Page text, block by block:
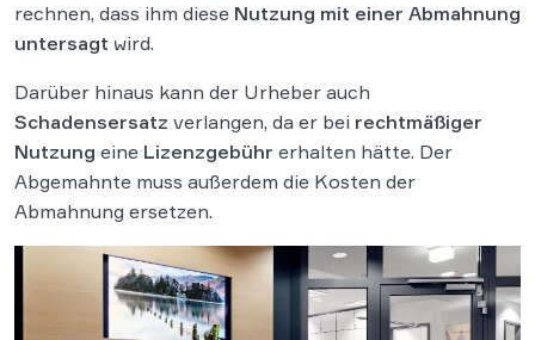
rechnen, dass ihm diese Nutzung mit einer Abmahnung
untersagt wird.
Darüber hinaus kann der Urheber auch
Schadensersatz verlangen, da er bei rechtmäßiger
Nutzung eine Lizenzgebühr erhalten hätte. Der
Abgemahnte muss außerdem die Kosten der
Abmahnung ersetzen.